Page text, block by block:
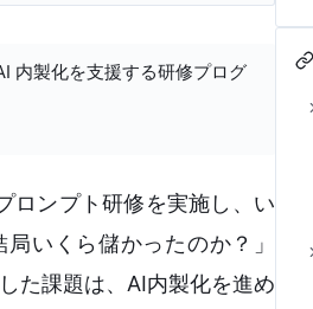
内製化を支援する研修プログ
ロンプト研修を実施し、い
いくら儲かったのか？」
た課題は、AI内製化を進め